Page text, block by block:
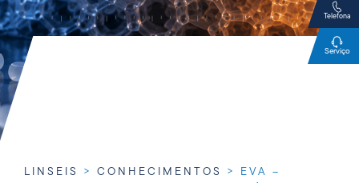
LINSEIS > CONHECIMENTOS > EVA –
Telefona
Serviço